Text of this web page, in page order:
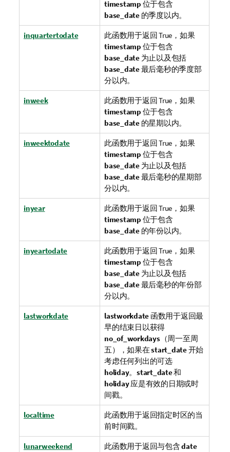
timestamp 位于包含
base_date的季度以内。
inquartertodate 此函数用于返回True ，如果
timestamp 位于包含
base_date为止以及包括
base_date最后毫秒的季度部
分以内。
inweek 此函数用于返回True ，如果
timestamp 位于包含
base_date的星期以内。
inweektodate 此函数用于返回True ，如果
timestamp 位于包含
base_date为止以及包括
base_date最后毫秒的星期部
分以内。
inyear 此函数用于返回True ，如果
timestamp 位于包含
base_date的年份以内。
inyeartodate 此函数用于返回True ，如果
timestamp 位于包含
base_date为止以及包括
base_date最后毫秒的年份部
分以内。
lastworkdate lastworkdate 函数用于返回最
早的结束日以获得
no_of_workdays（周一至周
五），如果在start_date开始
考虑任何列出的可选
holiday。 start_date和
holiday应是有效的日期或时
间戳。
localtime
此函数用于返回指定时区的当
前时间戳。
lunarweekend 此函数用于返回与包含date